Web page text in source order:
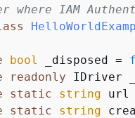
where IAM
bool _disposed =
readonly IDriver
static string url
static string